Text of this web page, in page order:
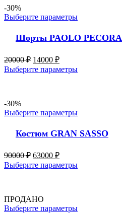
-30%
Выберите параметры
Шорты PAOLO PECORA
20000₽ 14000 ₽
Выберите параметры
-30%
Выберите параметры
Костюм GRAN SASSO
90000₽ 63000 ₽
Выберите параметры
ПРОДАНО
Выберите параметры